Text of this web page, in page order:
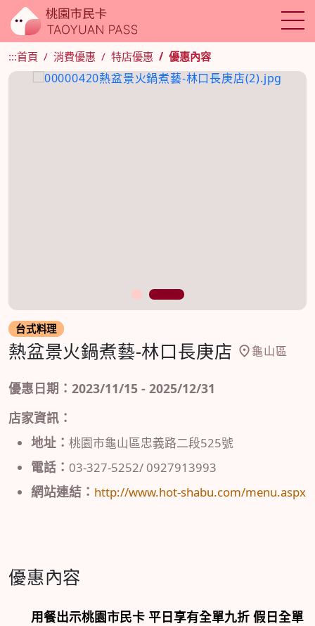
:::首頁 消費優惠 特店優惠 優惠內容
1 2
台式料理
熱盆景火鍋煮藝-林口長庚店 龜山區
優惠日期：2023/11/15 - 2025/12/31
店家資訊：
地址： 桃園市龜山區忠義路二段525號
電話： 03-327-5252/ 0927913993
網站連結： http://www.hot-shabu.com/menu.aspx
優惠內容
用餐出示桃園市民卡 平日享有全單九折 假日全單